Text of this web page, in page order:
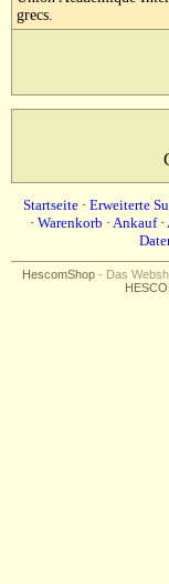
grecs.
Startseite · Erweiterte
· Warenkorb · Ankauf·
HescomShop - Das